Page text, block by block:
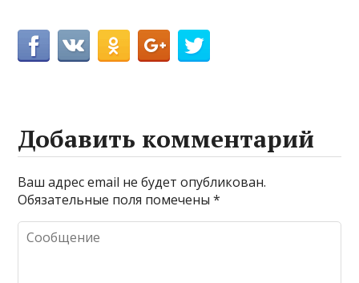
Добавить комментарий
Ваш адрес email не будет опубликован.
Обязательные поля помечены*